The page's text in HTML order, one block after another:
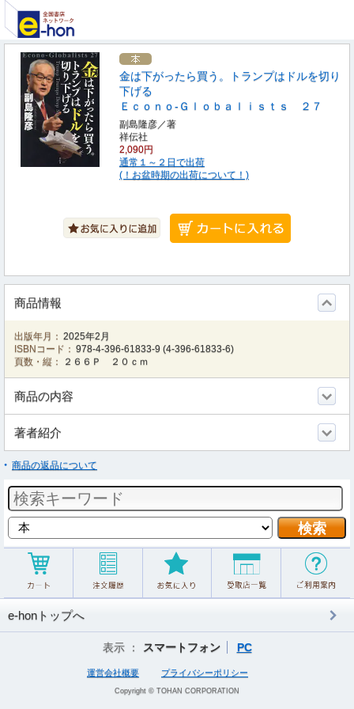
金は下がったら買う。トランプはドルを切り
下げる
Ｅｃｏｎｏ‐Ｇｌｏｂａｌｉｓｔｓ ２７
副島隆彦／著
祥伝社
2,090円
通常１～２日で出荷
(！お盆時期の出荷について！)
商品情報
出版年月： 2025年2月
ISBNコード： 978-4-396-61833-9 (4-396-61833-6)
頁数・縦：
２６６Ｐ ２０ｃｍ
商品の内容
著者紹介
商品の返品について
e-honトップへ
表示 ： スマートフォン PC
運営会社概要 プライバシーポリシー
Copyright © TOHAN CORPORATION